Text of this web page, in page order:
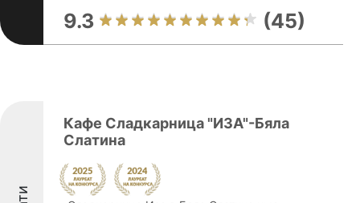
9.3 (45)
Кафе Сладкарница "ИЗА"-Бяла
Слатина